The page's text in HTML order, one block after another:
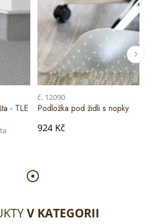
- TLE
č. 12090
Podložka pod židli s nopky
924 Kč
V KATEGORII